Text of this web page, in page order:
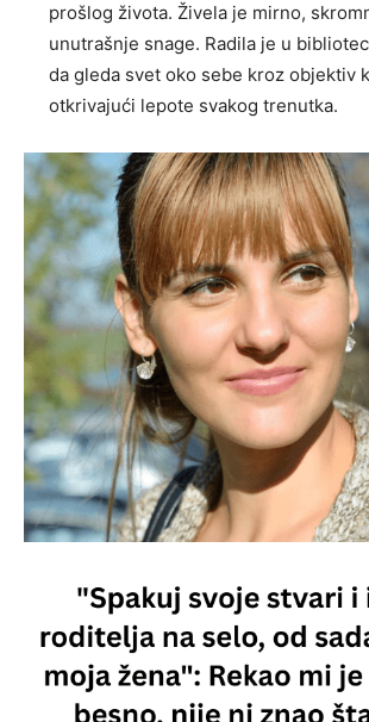
prošlog života. Živela je mirno,
unutrašnje snage. Radila je u
da gleda svet oko sebe kroz objektiv
otkrivajući lepote svakog trenutka.